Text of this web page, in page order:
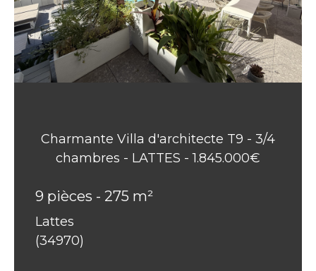
Charmante Villa d'architecte T9 - 3/4
chambres - LATTES - 1.845.000€
9 pièces - 275 m²
Lattes
(34970)